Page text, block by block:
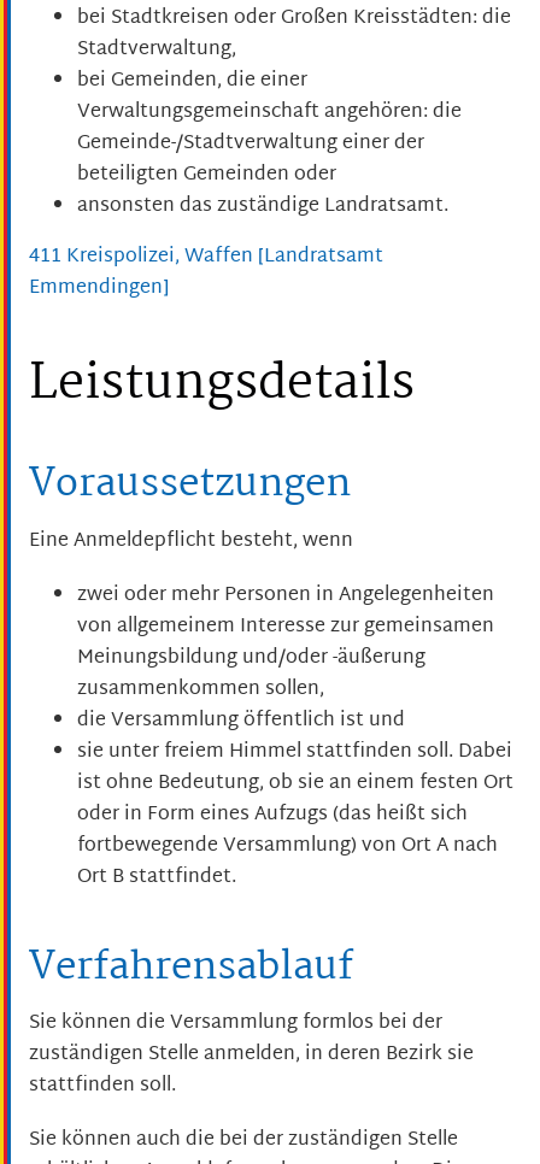
bei Stadtkreisen oder Großen Kreisstädten: die
Stadtverwaltung,
bei Gemeinden, die einer
Verwaltungsgemeinschaft angehören: die
Gemeinde-/Stadtverwaltung einer der
beteiligten Gemeinden oder
ansonsten das zuständige Landratsamt.
411 Kreispolizei, Waffen [Landratsamt
Emmendingen]
Leistungsdetails
Voraussetzungen
Eine Anmeldepflicht besteht, wenn
zwei oder mehr Personen in Angelegenheiten
von allgemeinem Interesse zur gemeinsamen
Meinungsbildung und/oder -äußerung
zusammenkommen sollen,
die Versammlung öffentlich ist und
sie unter freiem Himmel stattfinden soll. Dabei
ist ohne Bedeutung, ob sie an einem festen Ort
oder in Form eines Aufzugs (das heißt sich
fortbewegende Versammlung) von Ort A nach
Ort B stattfindet.
Verfahrensablauf
Sie können die Versammlung formlos bei der
zuständigen Stelle anmelden, in deren Bezirk sie
stattfinden soll.
Sie können auch die bei der zuständigen Stelle